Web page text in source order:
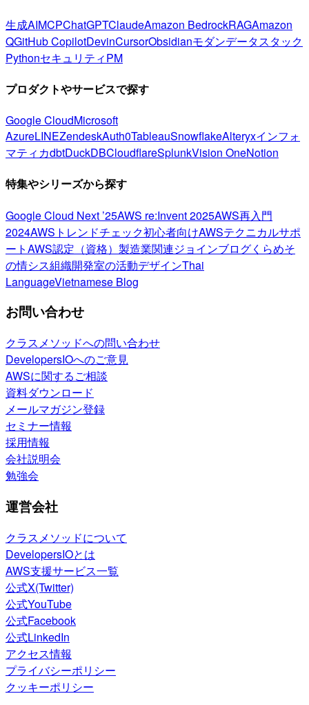
生成AIMCPChatGPTClaudeAmazon BedrockRAGAmazon
QGitHub CopilotDevinCursorObsidianモダンデータスタック
PythonセキュリティPM
プロダクトやサービスで探す
Google CloudMicrosoft
AzureLINEZendeskAuth0TableauSnowflakeAlteryxインフォ
マティカdbtDuckDBCloudflareSplunkVision OneNotion
特集やシリーズから探す
Google Cloud Next ’25AWS re:Invent 2025AWS再入門
2024AWSトレンドチェック初心者向けAWSテクニカルサポ
ートAWS認定（資格） 製造業関連ジョインブログくらめそ
の情シス組織開発室の活動デザインThai
LanguageVietnamese Blog
お問い合わせ
クラスメソッドへの問い合わせ
DevelopersIOへのご意見
AWSに関するご相談
資料ダウンロード
メールマガジン登録
セミナー情報
採用情報
会社説明会
勉強会
運営会社
クラスメソッドについて
DevelopersIOとは
AWS支援サービス一覧
公式X(Twitter)
公式YouTube
公式Facebook
公式LinkedIn
アクセス情報
プライバシーポリシー
クッキーポリシー